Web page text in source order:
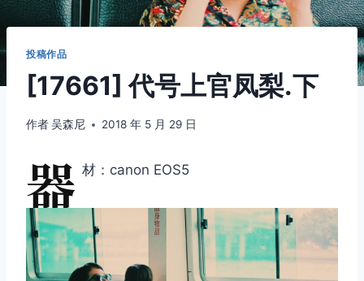
投稿作品
[17661] 代号上官凤梨.下
作者吴森尼 2018 年 5 月 29 日
器 材：canon EOS5